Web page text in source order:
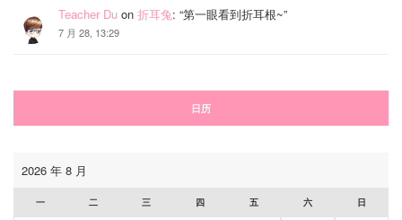
Teacher Du on 折耳兔: “第一眼看到折耳根~”
7 月 28, 13:29
日历
2026 年 8 月
一 二 三 四 五 六 日